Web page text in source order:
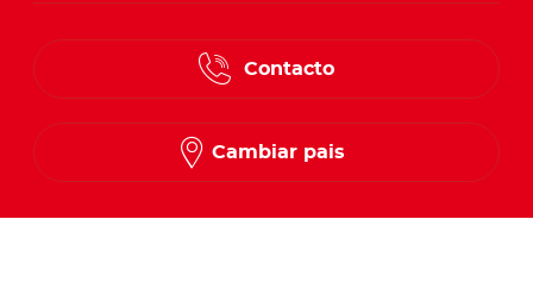
Contacto
Cambiar pais